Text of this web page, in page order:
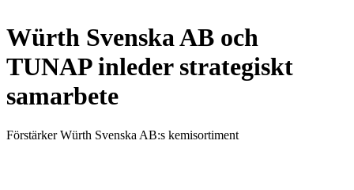
Würth Svenska AB och
TUNAP inleder strategiskt
samarbete
Förstärker Würth Svenska AB:s kemisortiment